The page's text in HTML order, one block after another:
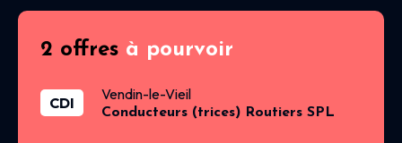
2 offres à pourvoir
CDI Vendin-le-Vieil
Conducteurs (trices) Routiers SPL